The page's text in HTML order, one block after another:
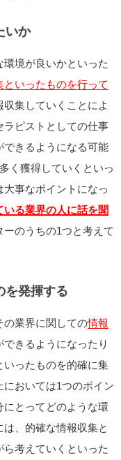
いか
境が良いかといった
といったものを行って
集していくことによ
ラピストとしての仕事
きるようになる可能
く獲得していくといっ
事なポイントになっ
いる業界の人に話を聞
のうちの1つと考えて
を発揮する
の業界に関しての情報
できるようになったり
ったものを的確に集
おいては1つのポイン
にとってどのような環
、的確な情報収集と
考えていくといった